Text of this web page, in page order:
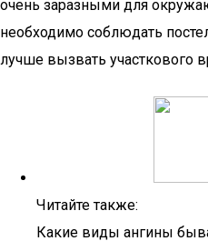
очень заразными для
необходимо соблюдать
лучше вызвать участкового
Читайте также:
Какие виды ангины